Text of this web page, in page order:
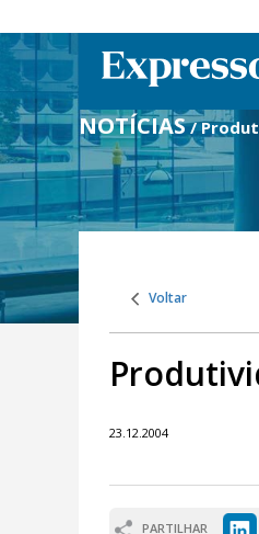
NOTÍCIAS /
Voltar
23.12.2004
PARTILHAR